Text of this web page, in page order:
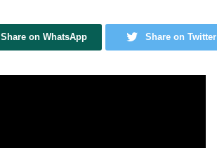
Share on WhatsApp Share on Twitter